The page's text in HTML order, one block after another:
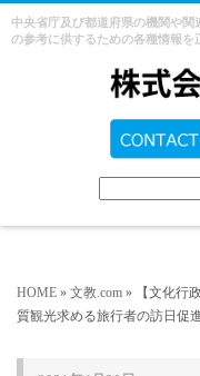
中央省庁及び都道府県の機関や
の参考に供するための各種情報を
HOME » 文教.com » 【文化行
質観光求める旅行者の訪日促